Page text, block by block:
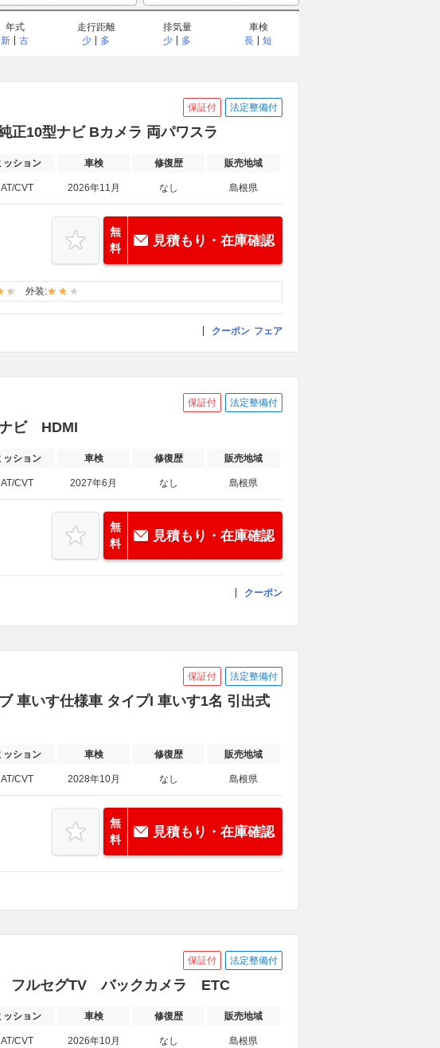
年式
新
古
走行距離
少
多
排気量
少
多
車検
長
短
保証付 法定整備付
正10型ナビ Bカメラ 両パワスラ
ッション 車検 修復歴 販売地域
AT/CVT 2026年11月 なし 島根県
無
料
見積もり・在庫確認
外装:
クーポン フェア
保証付 法定整備付
ナビ HDMI
ッション 車検 修復歴 販売地域
AT/CVT 2027年6月 なし 島根県
無
料
見積もり・在庫確認
クーポン
保証付 法定整備付
車いす仕様車 タイプI 車いす1名 引出式
ッション 車検 修復歴 販売地域
AT/CVT 2028年10月 なし 島根県
無
料
見積もり・在庫確認
保証付 法定整備付
フルセグTV バックカメラ ETC
ッション 車検 修復歴 販売地域
AT/CVT 2026年10月 なし 島根県